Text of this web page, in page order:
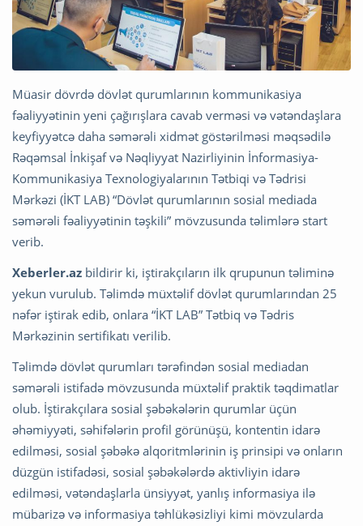
Müasir dövrdə dövlət qurumlarının kommunikasiya
fəaliyyətinin yeni çağırışlara cavab verməsi və vətəndaşlara
keyfiyyətcə daha səmərəli xidmət göstərilməsi məqsədilə
Rəqəmsal İnkişaf və Nəqliyyat Nazirliyinin İnformasiya-
Kommunikasiya Texnologiyalarının Tətbiqi və Tədrisi
Mərkəzi (İKT LAB) “Dövlət qurumlarının sosial mediada
səmərəli fəaliyyətinin təşkili” mövzusunda təlimlərə start
verib.
Xeberler.az bildirir ki, iştirakçıların ilk qrupunun təliminə
yekun vurulub. Təlimdə müxtəlif dövlət qurumlarından 25
nəfər iştirak edib, onlara “İKT LAB” Tətbiq və Tədris
Mərkəzinin sertifikatı verilib.
Təlimdə dövlət qurumları tərəfindən sosial mediadan
səmərəli istifadə mövzusunda müxtəlif praktik təqdimatlar
olub. İştirakçılara sosial şəbəkələrin qurumlar üçün
əhəmiyyəti, səhifələrin profil görünüşü, kontentin idarə
edilməsi, sosial şəbəkə alqoritmlərinin iş prinsipi və onların
düzgün istifadəsi, sosial şəbəkələrdə aktivliyin idarə
edilməsi, vətəndaşlarla ünsiyyət, yanlış informasiya ilə
mübarizə və informasiya təhlükəsizliyi kimi mövzularda